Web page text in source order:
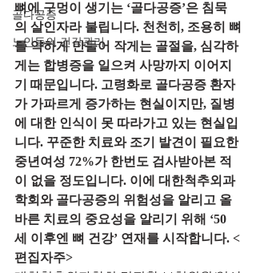
골다공증
노인들의 건강관리
뼈에 구멍이 생기는 ‘골다공증’은 침묵
의 살인자라 불립니다. 천천히, 조용히 뼈
를 약하게 만들어 작게는 골절을, 심각하
게는 합병증을 일으켜 사망까지 이어지
기 때문입니다. 고령화로 골다공증 환자
가 가파르게 증가하는 현실이지만, 질병
에 대한 인식이 못 따라가고 있는 현실입
니다. 꾸준한 치료와 조기 발견이 필요한
중년여성 72%가 한번도 검사받아본 적
이 없을 정도입니다. 이에 대한척추외과
학회와 골다공증의 위험성을 알리고 올
바른 치료의 중요성을 알리기 위해 ‘50
세 이후엔 뼈 건강’ 연재를 시작합니다. <
편집자주>​​